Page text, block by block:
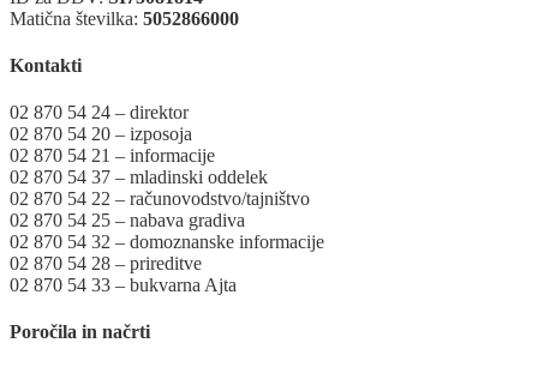
Matična številka: 5052866000
Kontakti
02 870 54 24 – direktor
02 870 54 20 – izposoja
02 870 54 21 – informacije
02 870 54 37 – mladinski oddelek
02 870 54 22 – računovodstvo/tajništvo
02 870 54 25 – nabava gradiva
02 870 54 32 – domoznanske informacije
02 870 54 28 – prireditve
02 870 54 33 – bukvarna Ajta
Poročila in načrti